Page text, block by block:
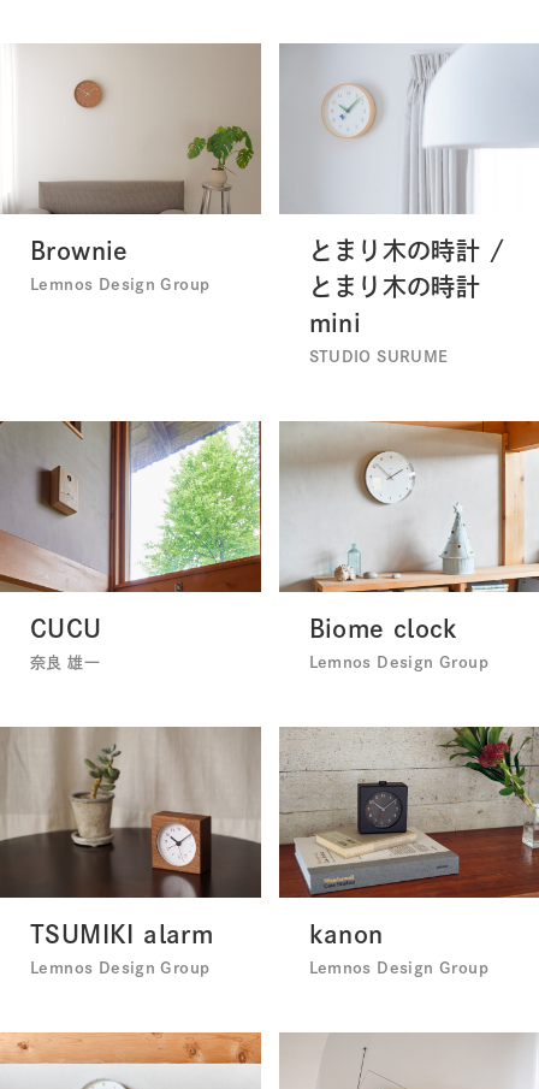
Brownie
Lemnos Design Group
とまり木の時計 /
とまり木の時計
mini
STUDIO SURUME
CUCU
奈良 雄一
Biome clock
Lemnos Design Group
TSUMIKI alarm
Lemnos Design Group
kanon
Lemnos Design Group